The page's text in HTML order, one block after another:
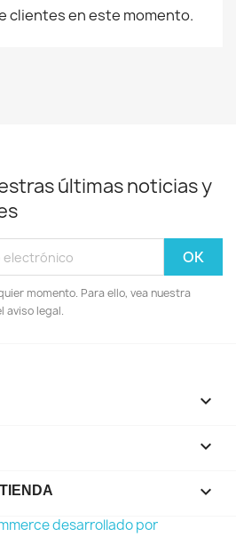
clientes en este momento.
últimas noticias y
momento. Para ello, vea nuestra
aviso legal.


keyboard_arrow_down
desarrollado por